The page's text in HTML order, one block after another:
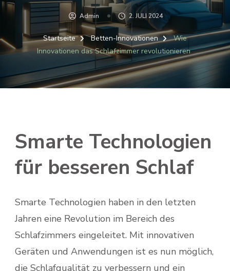
Admin 2. JULI 2024
Startseite Betten-Innovationen
Wie
Innovationen das Schlafzimmer revolutionieren
Smarte Technologien
für besseren Schlaf
Smarte Technologien haben in den letzten
Jahren eine Revolution im Bereich des
Schlafzimmers eingeleitet. Mit innovativen
Geräten und Anwendungen ist es nun möglich,
die Schlafqualität zu verbessern und ein